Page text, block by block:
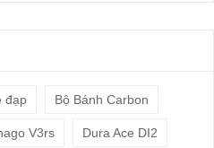
đạp Bộ Bánh Carbon
V3rs Dura Ace DI2